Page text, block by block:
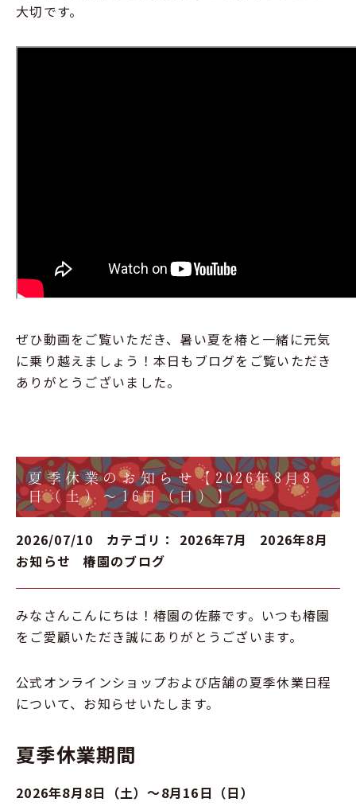
大切です。
ぜひ動画をご覧いただき、暑い夏を椿と一緒に元気
に乗り越えましょう！本日もブログをご覧いただき
ありがとうございました。
夏季休業のお知らせ【2026年8月8
日（土）～16日（日）】
2026/07/10 カテゴリ： 2026年7月
2026年8月
お知らせ
椿園のブログ
みなさんこんにちは！椿園の佐藤です。いつも椿園
をご愛顧いただき誠にありがとうございます。
公式オンラインショップおよび店舗の夏季休業日程
について、お知らせいたします。
夏季休業期間
2026年8月8日（土）～8月16日（日）